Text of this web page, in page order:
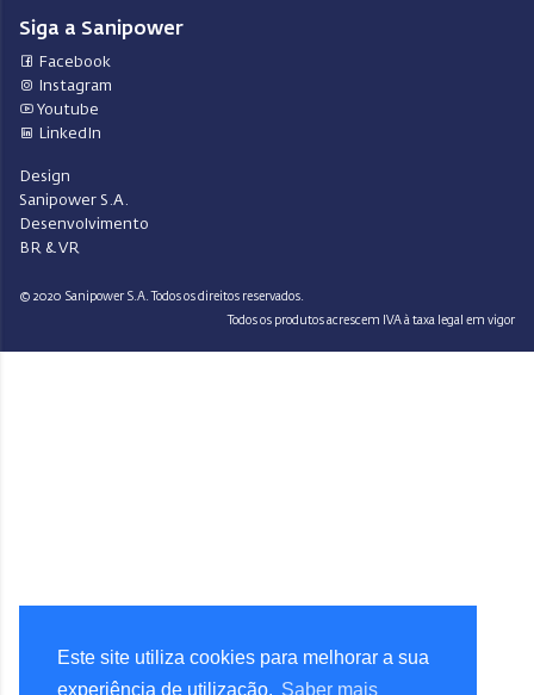
Este site utiliza cookies para melhorar a sua
experiência de utilização. Saber mais
Siga a Sanipower
Facebook
Instagram
Youtube
LinkedIn
Design
Sanipower S.A.
Desenvolvimento
BR & VR
© 2020 Sanipower S.A. Todos os direitos reservados.
Todos os produtos acrescem IVA à taxa legal em vigor